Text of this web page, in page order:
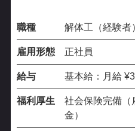
職種 解体工（経験者
雇用形態 正社員
給与 基本給：月給
福利厚生
社会保険完備（
金）